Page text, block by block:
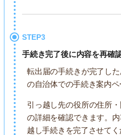
STEP3
手続き完了後に内容を再確
転出届の手続きが完了し
の自治体での手続き案内ペ
引っ越し先の役所の住所
の詳細を確認できます。
越し手続きを完了させてく